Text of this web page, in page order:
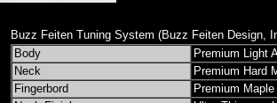
Buzz Feiten Tuning System (Buzz Feiten Design,
Body
Premium Light
Neck
Premium Hard
Fingerbord
Premium Maple